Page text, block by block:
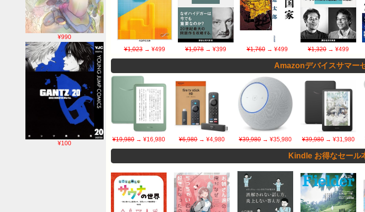
¥990
¥100
¥1,023→ ¥499 ¥1,078 → ¥399 ¥1,760→ ¥499 ¥1,320 → ¥499
Amazonデバイスサマー
¥19,980 → ¥16,980 ¥6,980→ ¥4,980 ¥39,980→ ¥35,980 ¥39,980→ ¥31,980
Kindle お得なセール